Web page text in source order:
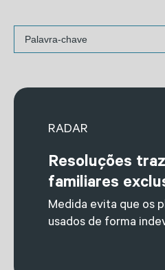
RADAR
Resoluções
familiares
Medida evita que os
usados de forma